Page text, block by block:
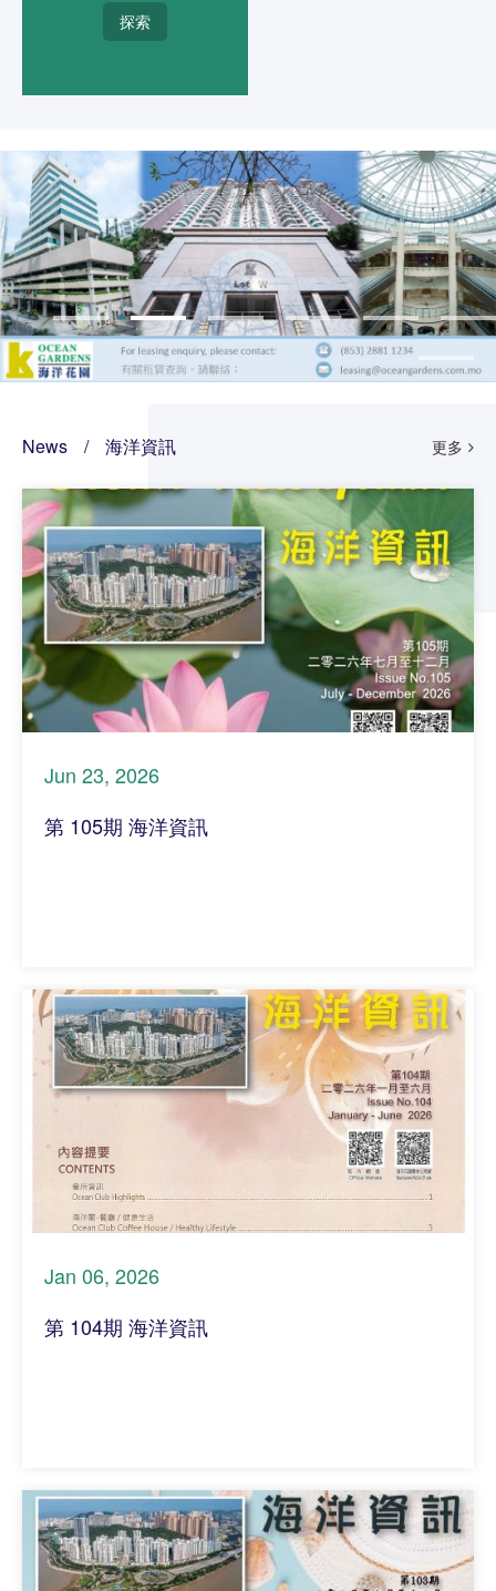
探索
News / 海洋資訊 更多
Jun 23, 2026
第 105期 海洋資訊
Jan 06, 2026
第 104期 海洋資訊